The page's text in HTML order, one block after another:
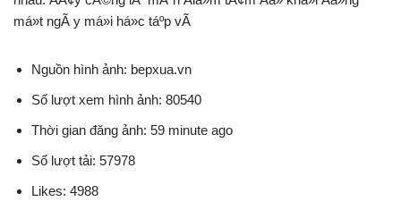
má»t ngÃ y má»i há»c táº­p vÃ
Nguồn hình ảnh: bepxua.vn
Số lượt xem hình ảnh: 80540
Thời gian đăng ảnh: 59 minute ago
Số lượt tải: 57978
Likes: 4988